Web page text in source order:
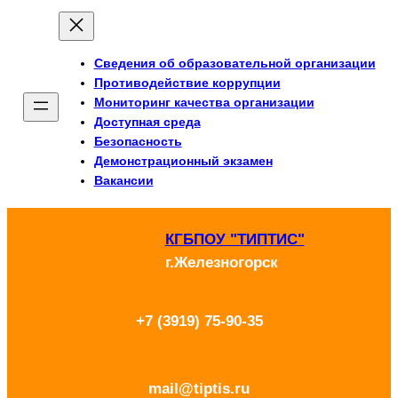
Перейти
содержимому
Сведения об образовательной организации
Противодействие коррупции
Мониторинг качества организации
Доступная среда
Безопасность
Демонстрационный экзамен
Вакансии
КГБПОУ "ТИПТИС"
г.Железногорск
+7 (3919) 75-90-35
mail@tiptis.ru